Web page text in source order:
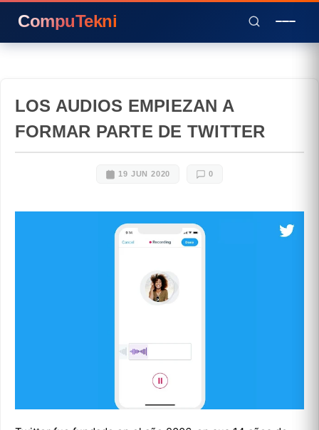
CompuTekni
LOS AUDIOS EMPIEZAN A
FORMAR PARTE DE TWITTER
19 JUN 2020 0